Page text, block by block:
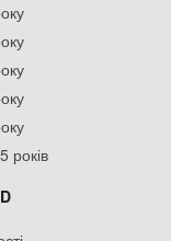
років